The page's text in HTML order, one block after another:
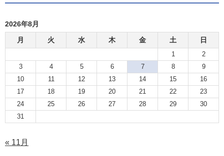
2026年8月
月
火 水 木 金 土 日
1
2
3
4 5 6 7 8
9
10
11 12 13 14 15
16
17
18 19 20 21 22
23
24
25 26 27 28 29
30
31
« 11月